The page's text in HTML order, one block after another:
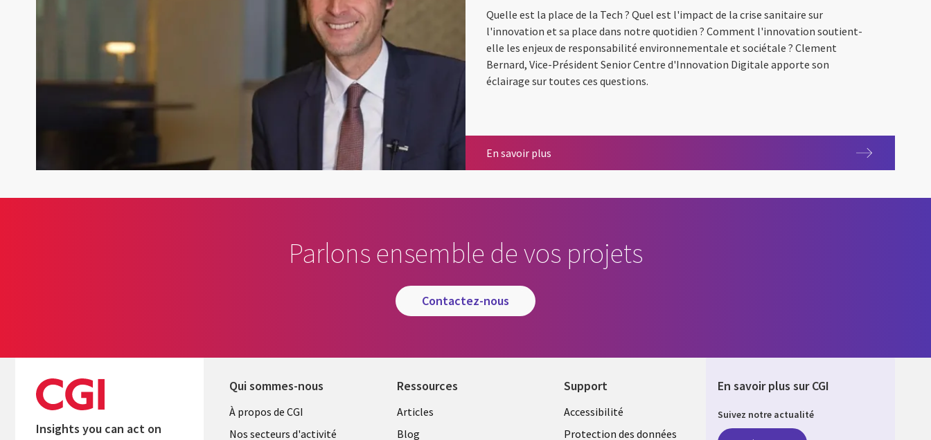
Quelle est la place de la Tech ? Quel est l'impact de la crise sanitaire sur
l'innovation et sa place dans notre quotidien ? Comment l'innovation soutient-
elle les enjeux de responsabilité environnementale et sociétale ? Clement
Bernard, Vice-Président Senior Centre d'Innovation Digitale apporte son
éclairage sur toutes ces questions.
En savoir plus
Parlons ensemble de vos projets
contactez-nous
Insights you can act on
Qui sommes-nous
Useful
À propos de CGI
Nos secteurs d'activité
Ressources
Library
Articles
Blog
Support
Legal
Accessibilité
Protection des données
En savoir plus sur CGI
Suivez notre actualité